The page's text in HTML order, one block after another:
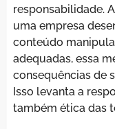
responsabilidade.
uma empresa
conteúdo
adequadas, essa
consequências de
Isso levanta a
também ética das